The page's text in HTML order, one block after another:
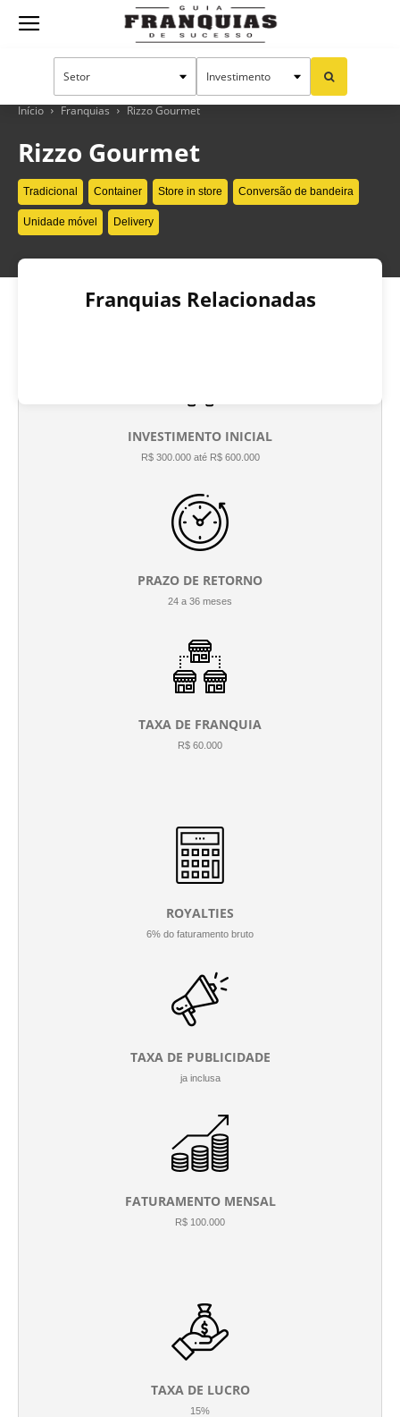
Guia
Franquias
Início Franquias Rizzo Gourmet
Rizzo Gourmet
Tradicional Container Store in store Conversão de bandeira
Unidade móvel Delivery
Franquias Relacionadas
INVESTIMENTO INICIAL
R$ 300.000 até R$ 600.000
PRAZO DE RETORNO
24 a 36 meses
TAXA DE FRANQUIA
R$ 60.000
ROYALTIES
6% do faturamento bruto
TAXA DE PUBLICIDADE
ja inclusa
FATURAMENTO MENSAL
R$ 100.000
TAXA DE LUCRO
15%